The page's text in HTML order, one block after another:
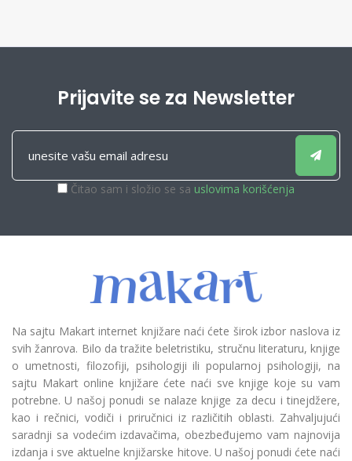
Prijavite se za Newsletter
Čitao sam i složio se sa uslovima korišćenja
Na sajtu Makart internet knjižare naći ćete širok izbor naslova iz
svih žanrova. Bilo da tražite beletristiku, stručnu literaturu, knjige
o umetnosti, filozofiji, psihologiji ili popularnoj psihologiji, na
sajtu Makart online knjižare ćete naći sve knjige koje su vam
potrebne. U našoj ponudi se nalaze knjige za decu i tinejdžere,
kao i rečnici, vodiči i priručnici iz različitih oblasti. Zahvaljujući
saradnji sa vodećim izdavačima, obezbeđujemo vam najnovija
izdanja i sve aktuelne knjižarske hitove. U našoj ponudi ćete naći